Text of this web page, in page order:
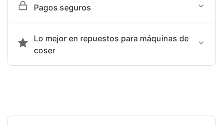
terrestre: SHALOM
Pagos seguros
Lo mejor en repuestos para máquinas de
coser